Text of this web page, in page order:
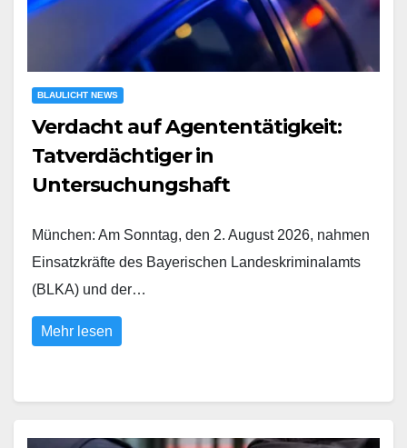
BLAULICHT NEWS
Verdacht auf Agententätigkeit:
Tatverdächtiger in
Untersuchungshaft
München: Am Sonntag, den 2. August 2026, nahmen
Einsatzkräfte des Bayerischen Landeskriminalamts
(BLKA) und der…
Mehr lesen